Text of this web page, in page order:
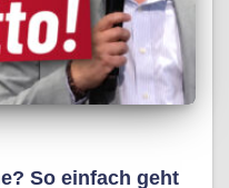
So einfach geht